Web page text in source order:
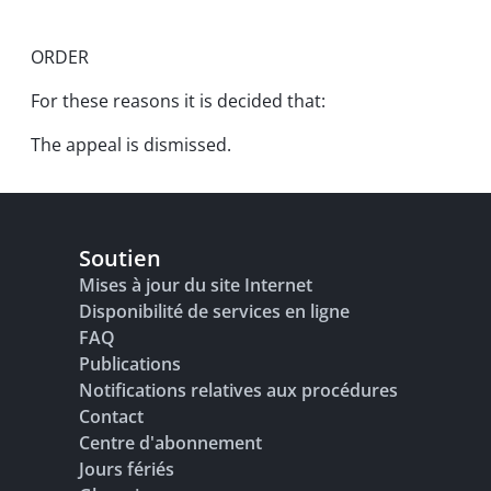
ORDER
For these reasons it is decided that:
The appeal is dismissed.
Soutien
Mises à jour du site Internet
Disponibilité de services en ligne
FAQ
Publications
Notifications relatives aux procédures
Contact
Centre d'abonnement
Jours fériés